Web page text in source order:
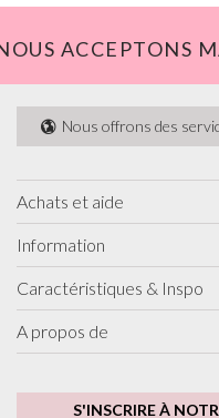
ACCEPTONS
Nous offrons des
Achats et aide
Information
Caractéristiques & Inspo
A propos de
S'INSCRIRE À